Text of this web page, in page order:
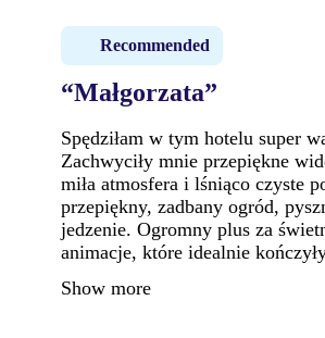
Recommended
“Małgorzata”
Spędziłam w tym hotelu super
Zachwyciły mnie przepiękne
miła atmosfera i lśniąco czyste
przepiękny, zadbany ogród,
jedzenie. Ogromny plus za
animacje, które idealnie
Show more